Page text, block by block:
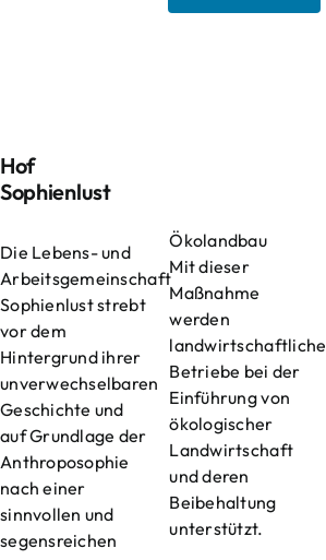
Hof
Sophienlust
Die Lebens- und
Arbeitsgemeinschaft
Sophienlust strebt
vor dem
Hintergrund ihrer
unverwechselbaren
Geschichte und
auf Grundlage der
Anthroposophie
nach einer
sinnvollen und
segensreichen
Ökolandbau
Mit dieser
Maßnahme
werden
landwirtschaftliche
Betriebe bei der
Einführung von
ökologischer
Landwirtschaft
und deren
Beibehaltung
unterstützt.